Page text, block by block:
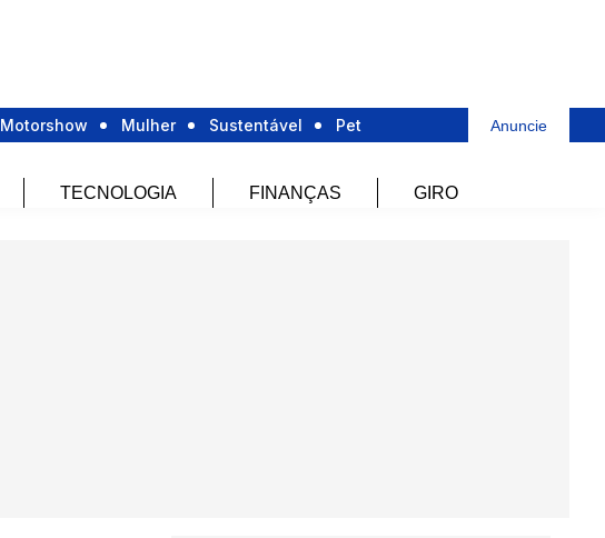
Motorshow Mulher Sustentável Pet Anuncie
TECNOLOGIA FINANÇAS GIRO